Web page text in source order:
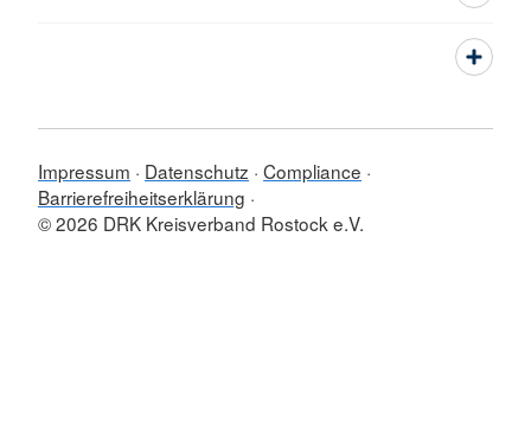
Impressum Datenschutz Compliance
Barrierefreiheitserklärung
© 2026 DRK Kreisverband Rostock e.V.